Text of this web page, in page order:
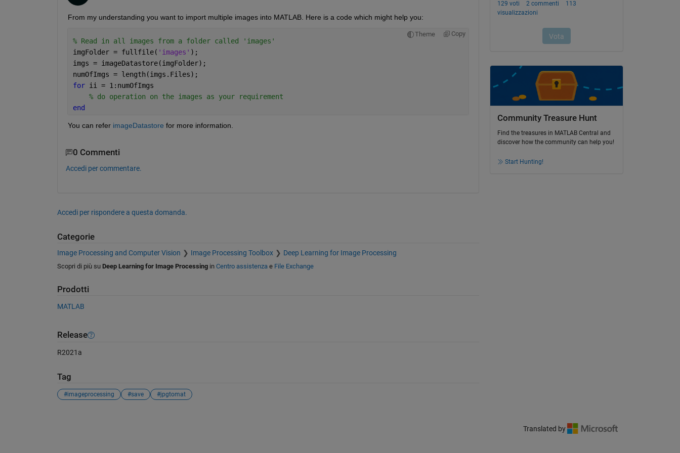
From my understanding you want to import multiple images into MATLAB. Here is a code which might help you:
Theme Copy
% Read in all images from a folder called 'images'
imgFolder = fullfile( 'images' );
imgs = imageDatastore(imgFolder);
numOfImgs = length(imgs.Files);
for ii = 1:numOfImgs
% do operation on the images as your requirement
end
You can refer imageDatastore for more information.
0 Commenti
Accedi per commentare.
Accedi per rispondere a questa domanda.
Categorie
Image Processing and Computer Vision Image Processing Toolbox Deep Learning for Image Processing
Scopri di più su Deep Learning for Image Processingin Centro assistenzae File Exchange
Prodotti
MATLAB
Release
R2021a
Tag
#imageprocessing #save #jpgtomat
Community Treasure Hunt
Find the treasures in MATLAB Central and
discover how the community can help you!
Start Hunting!
Translated by